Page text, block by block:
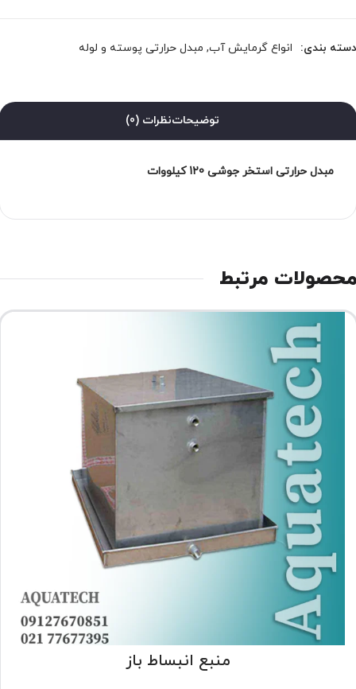
بندی: انواع گرمایش آب, مبدل حرارتی پوسته و لوله
توضیحاتنظرات (0)
مبدل حرارتی استخر جوشی 120 کیلووات
مرتبط
منبع انبساط باز